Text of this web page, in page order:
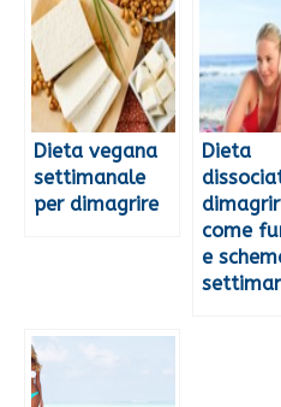
Dieta vegana
settimanale
per dimagrire
Dieta
come
e